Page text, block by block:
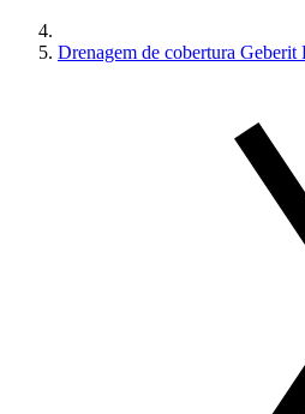
Drenagem de cobertura Geberit